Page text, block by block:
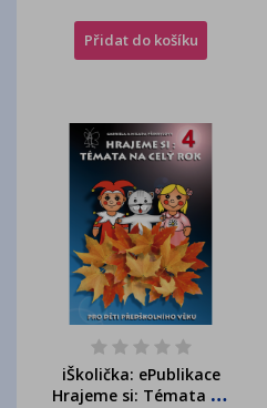
Přidat do košíku
iŠkolička: ePublikace
Hrajeme si: Témata na